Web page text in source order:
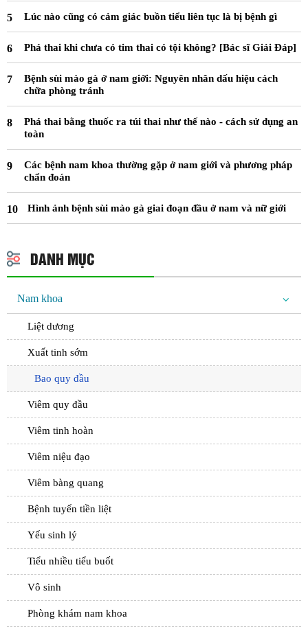
Lúc nào cũng có cảm giác buồn tiểu liên tục là bị bệnh gì
Phá thai khi chưa có tim thai có tội không? [Bác sĩ Giải Đáp]
Bệnh sùi mào gà ở nam giới: Nguyên nhân dấu hiệu cách
chữa phòng tránh
Phá thai bằng thuốc ra túi thai như thế nào - cách sử dụng an
toàn
Các bệnh nam khoa thường gặp ở nam giới và phương pháp
chẩn đoán
Hình ảnh bệnh sùi mào gà giai đoạn đầu ở nam và nữ giới
DANH MỤC
Nam khoa
Liệt dương
Xuất tinh sớm
Bao quy đầu
Viêm quy đầu
Viêm tinh hoàn
Viêm niệu đạo
Viêm bàng quang
Bệnh tuyến tiền liệt
Yếu sinh lý
Tiểu nhiều tiểu buốt
Vô sinh
Phòng khám nam khoa